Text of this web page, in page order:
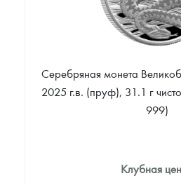
Серебряная монета
2025 г.в. (пруф), 31.1 г
999)
Клубная